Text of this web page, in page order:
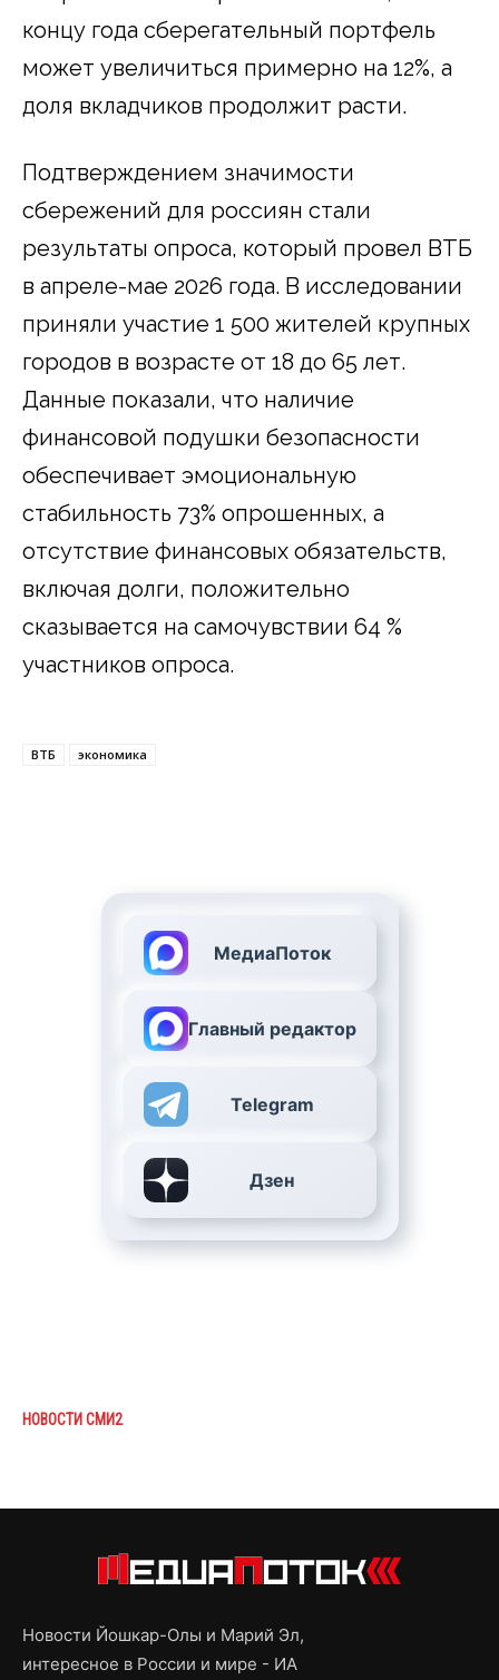
концу года сберегательный портфель
может увеличиться примерно на 12%, а
доля вкладчиков продолжит расти.
Подтверждением значимости
сбережений для россиян стали
результаты опроса, который провел ВТБ
в апреле-мае 2026 года. В исследовании
приняли участие 1 500 жителей крупных
городов в возрасте от 18 до 65 лет.
Данные показали, что наличие
финансовой подушки безопасности
обеспечивает эмоциональную
стабильность 73% опрошенных, а
отсутствие финансовых обязательств,
включая долги, положительно
сказывается на самочувствии 64 %
участников опроса.
ВТБ экономика
МедиаПоток
Главный редактор
Telegram
Дзен
НОВОСТИ СМИ2
Новости Йошкар-Олы и Марий Эл,
интересное в России и мире - ИА